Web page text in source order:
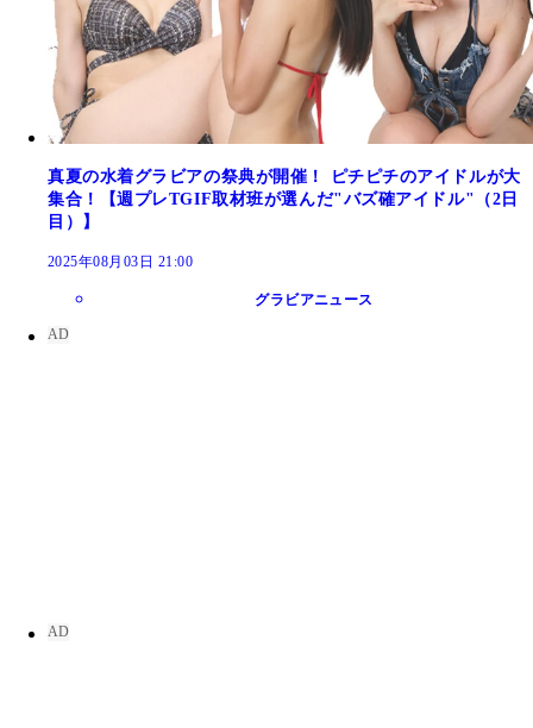
真夏の水着グラビアの祭典が開催！ ピチピチのアイドルが大
集合！【週プレTGIF取材班が選んだ"バズ確アイドル"（2日
目）】
2025年08月03日 21:00
グラビアニュース